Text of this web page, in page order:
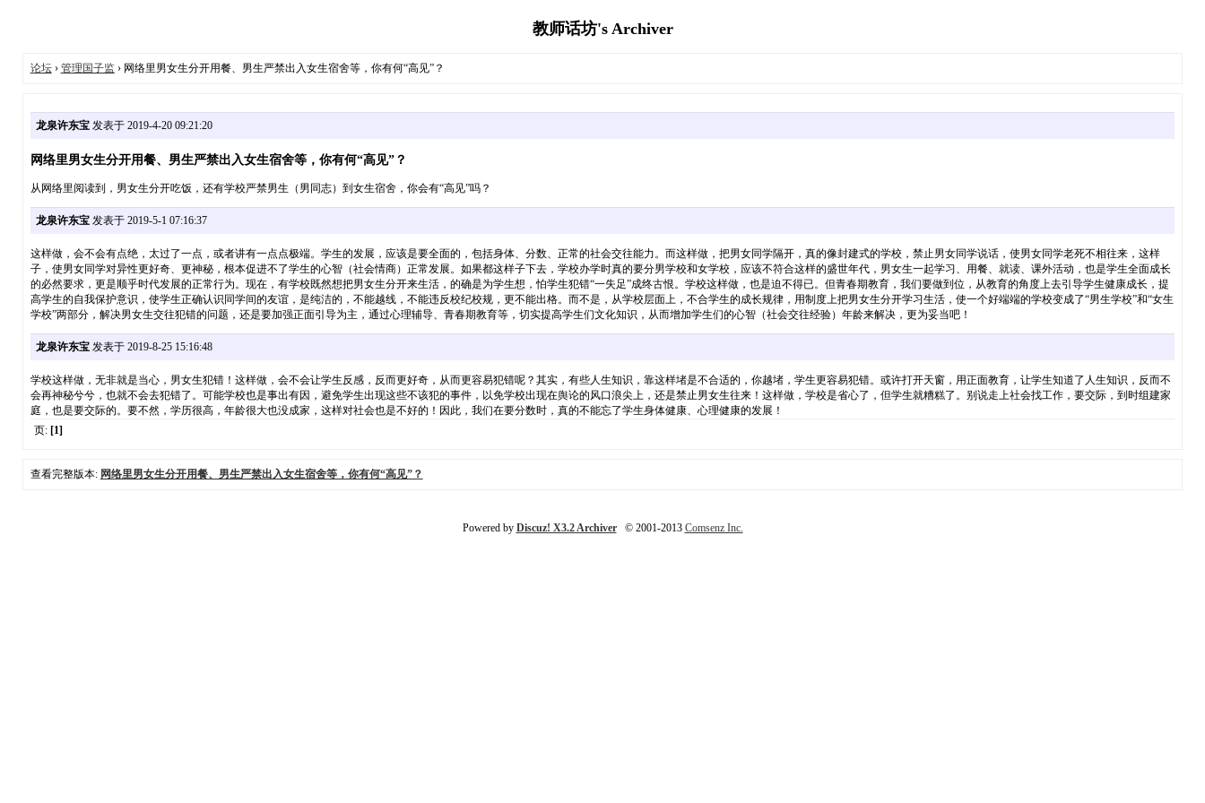
教师话坊's Archiver
论坛› 管理国子监› 网络里男女生分开用餐、男生严禁出入女生宿舍等，你有何“高见”？
龙泉许东宝发表于 2019-4-20 09:21:20
网络里男女生分开用餐、男生严禁出入女生宿舍等，你有何“高见”？
从网络里阅读到，男女生分开吃饭，还有学校严禁男生（男同志）到女生宿舍，你会有“高见”吗？
龙泉许东宝发表于 2019-5-1 07:16:37
这样做，会不会有点绝，太过了一点，或者讲有一点点极端。学生的发展，应该是要全面的，包括身体、分数、正常的社会交往能力。而这样做，把男女同学隔开，真的像封建式的学校，禁止男女同学说话，使男女同学老死不相往来，这样
子，使男女同学对异性更好奇、更神秘，根本促进不了学生的心智（社会情商）正常发展。如果都这样子下去，学校办学时真的要分男学校和女学校，应该不符合这样的盛世年代，男女生一起学习、用餐、就读、课外活动，也是学生全面成长
的必然要求，更是顺乎时代发展的正常行为。现在，有学校既然想把男女生分开来生活，的确是为学生想，怕学生犯错“一失足”成终古恨。学校这样做，也是迫不得已。但青春期教育，我们要做到位，从教育的角度上去引导学生健康成长，提
高学生的自我保护意识，使学生正确认识同学间的友谊，是纯洁的，不能越线，不能违反校纪校规，更不能出格。而不是，从学校层面上，不合学生的成长规律，用制度上把男女生分开学习生活，使一个好端端的学校变成了“男生学校”和“女生
学校”两部分，解决男女生交往犯错的问题，还是要加强正面引导为主，通过心理辅导、青春期教育等，切实提高学生们文化知识，从而增加学生们的心智（社会交往经验）年龄来解决，更为妥当吧！
龙泉许东宝发表于 2019-8-25 15:16:48
学校这样做，无非就是当心，男女生犯错！这样做，会不会让学生反感，反而更好奇，从而更容易犯错呢？其实，有些人生知识，靠这样堵是不合适的，你越堵，学生更容易犯错。或许打开天窗，用正面教育，让学生知道了人生知识，反而不
会再神秘兮兮，也就不会去犯错了。可能学校也是事出有因，避免学生出现这些不该犯的事件，以免学校出现在舆论的风口浪尖上，还是禁止男女生往来！这样做，学校是省心了，但学生就糟糕了。别说走上社会找工作，要交际，到时组建家
庭，也是要交际的。要不然，学历很高，年龄很大也没成家，这样对社会也是不好的！因此，我们在要分数时，真的不能忘了学生身体健康、心理健康的发展！
页: [1]
查看完整版本: 网络里男女生分开用餐、男生严禁出入女生宿舍等，你有何“高见”？
Powered by Discuz! X3.2 Archiver© 2001-2013 Comsenz Inc.